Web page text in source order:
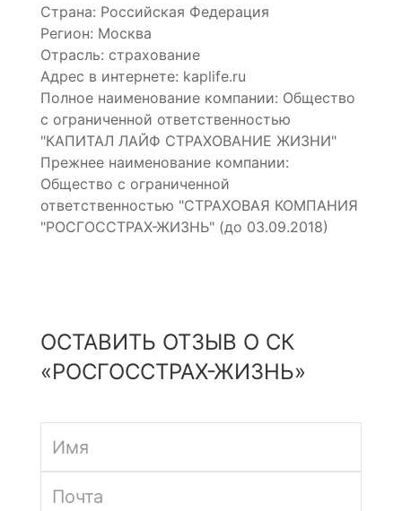
Страна: Российская Федерация
Регион: Москва
Отрасль: страхование
Адрес в интернете: kaplife.ru
Полное наименование компании: Общество
с ограниченной ответственностью
"КАПИТАЛ ЛАЙФ СТРАХОВАНИЕ ЖИЗНИ"
Прежнее наименование компании:
Общество с ограниченной
ответственностью "СТРАХОВАЯ КОМПАНИЯ
"РОСГОССТРАХ-ЖИЗНЬ" (до 03.09.2018)
ОСТАВИТЬ ОТЗЫВ О СК
«РОСГОССТРАХ-ЖИЗНЬ»